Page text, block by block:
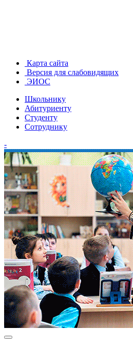
Карта сайта
Версия для слабовидящих
ЭИОС
Школьнику
Абитуриенту
Студенту
Сотруднику
-